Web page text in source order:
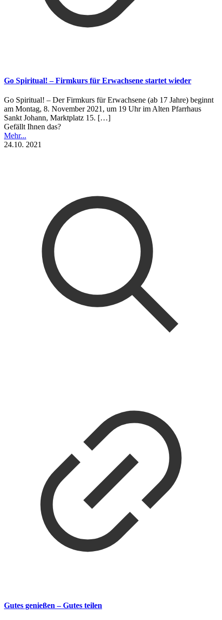
Go Spiritual! – Firmkurs für Erwachsene startet wieder
Go Spiritual! – Der Firmkurs für Erwachsene (ab 17 Jahre) beginnt
am Montag, 8. November 2021, um 19 Uhr im Alten Pfarrhaus
Sankt Johann, Marktplatz 15. […]
Gefällt Ihnen das?
Mehr...
24.10. 2021
Gutes genießen – Gutes teilen